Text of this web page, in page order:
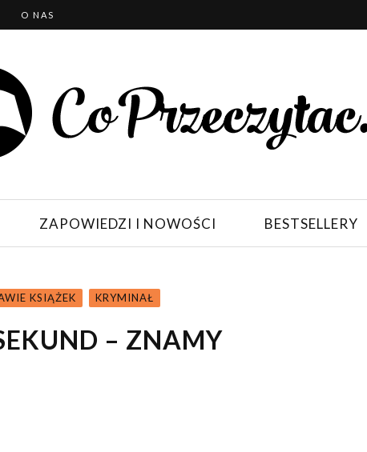
O NAS
ZAPOWIEDZI I NOWOŚCI BESTSELLERY
KSIĄŻEK KRYMINAŁ
– ZNAMY